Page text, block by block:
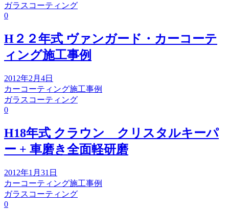
ガラスコーティング
0
H２２年式 ヴァンガード・カーコーテ
ィング施工事例
2012年2月4日
カーコーティング施工事例
ガラスコーティング
0
H18年式 クラウン クリスタルキーパ
ー + 車磨き全面軽研磨
2012年1月31日
カーコーティング施工事例
ガラスコーティング
0